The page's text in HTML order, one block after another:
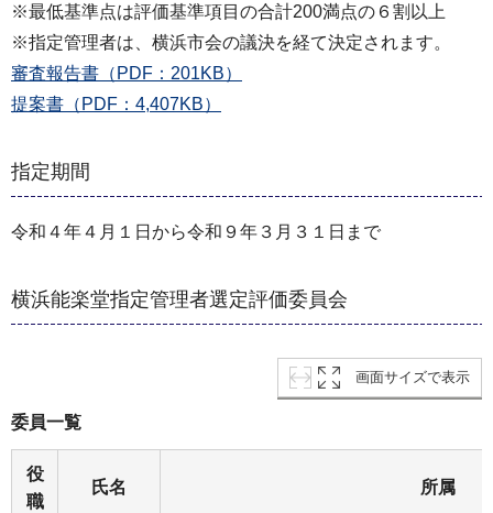
※最低基準点は評価基準項目の合計200満点の６割以上
※指定管理者は、横浜市会の議決を経て決定されます。
審査報告書（PDF：201KB）
提案書（PDF：4,407KB）
指定期間
令和４年４月１日から令和９年３月３１日まで
横浜能楽堂指定管理者選定評価委員会
画面サイズで表示
委員一覧
役
職
氏名 所属